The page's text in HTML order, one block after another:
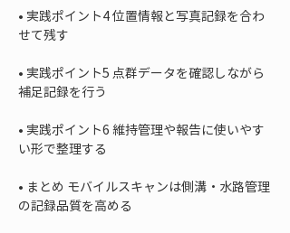
• 実践ポイント4 位置情報と写真記録を合わ
• 実践ポイント5 点群データを確認しながら
• 実践ポイント6 維持管理や報告に使いやす
• まとめ モバイルスキャンは側溝・水路管理
の記録品質を高める